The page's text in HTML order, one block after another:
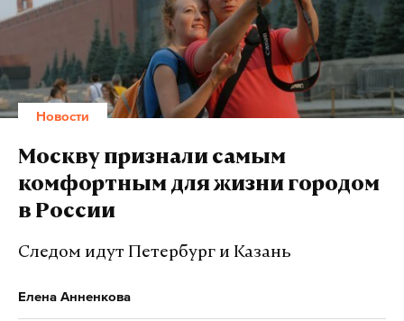
Новости
Москву признали самым
комфортным для жизни городом
в России
Следом идут Петербург и Казань
Елена Анненкова